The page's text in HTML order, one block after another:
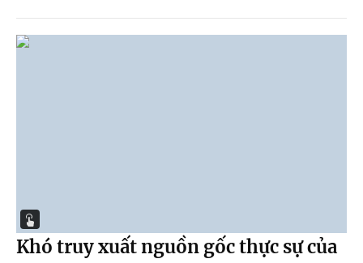
Khó truy xuất nguồn gốc thực sự của